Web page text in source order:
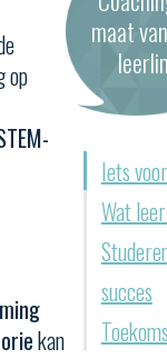
op
kan
maat
Iets
Wat
succes